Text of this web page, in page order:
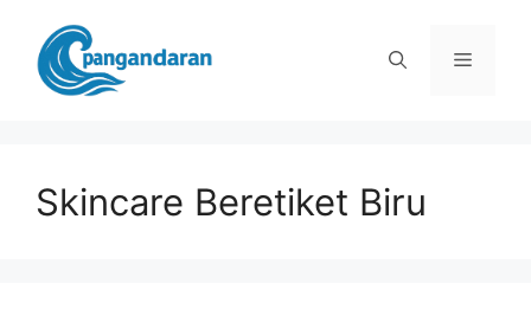
Menu
Skincare Beretiket Biru